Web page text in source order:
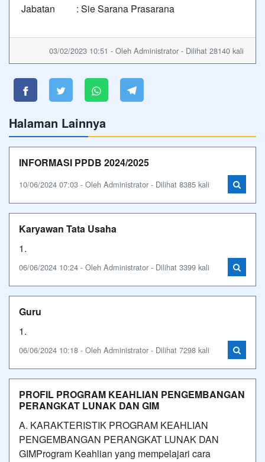
Jabatan : Sie Sarana Prasarana
03/02/2023 10:51 - Oleh Administrator - Dilihat 28140 kali
Halaman Lainnya
INFORMASI PPDB 2024/2025
10/06/2024 07:03 - Oleh Administrator - Dilihat 8385 kali
Karyawan Tata Usaha
1.
06/06/2024 10:24 - Oleh Administrator - Dilihat 3399 kali
Guru
1.
06/06/2024 10:18 - Oleh Administrator - Dilihat 7298 kali
PROFIL PROGRAM KEAHLIAN PENGEMBANGAN
PERANGKAT LUNAK DAN GIM
A. KARAKTERISTIK PROGRAM KEAHLIAN
PENGEMBANGAN PERANGKAT LUNAK DAN
GIMProgram Keahlian yang mempelajari cara